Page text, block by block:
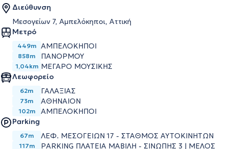
Διεύθυνση
Μεσογείων 7, Αμπελόκηποι, Αττική
Μετρό
449m ΑΜΠΕΛΟΚΗΠΟΙ
858m ΠΑΝΟΡΜΟΥ
1,04km ΜΕΓΑΡΟ ΜΟΥΣΙΚΗΣ
Λεωφορείο
62m ΓΑΛΑΞΙΑΣ
73m ΑΘΗΝΑΙΟΝ
102m
ΑΜΠΕΛΟΚΗΠΟΙ
Parking
67m ΛΕΦ. ΜΕΣΟΓΕΙΩΝ 17 - ΣΤΑΘΜΟΣ ΑΥΤΟΚΙΝΗΤΩΝ
117m PARKING ΠΛΑΤΕΙΑ ΜΑΒΙΛΗ - ΣΙΝΩΠΗΣ 3 | ΜΕΛΟΣ